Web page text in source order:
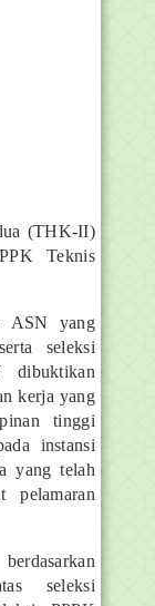
(THK-II)
Teknis
ASN yang
seleksi
dibuktikan
kerja yang
tinggi
instansi
yang telah
pelamaran
seleksi